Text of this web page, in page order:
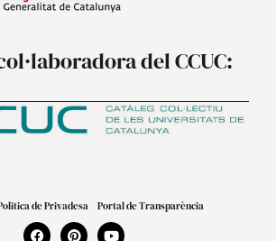
del CCUC:
de Privadesa Portal de Transparència
F
P
Y